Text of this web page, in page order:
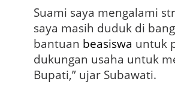
Suami saya mengalami
saya masih duduk di
bantuan beasiswa untuk
dukungan usaha untuk
Bupati,” ujar Subawati.